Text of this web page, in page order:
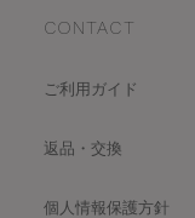
CONTACT
ご利用ガイド
返品・交換
個人情報保護方針